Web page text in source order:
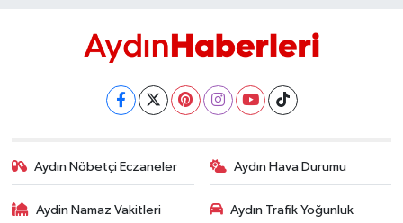
Aydın Nöbetçi Eczaneler Aydın Hava Durumu
Aydin Namaz Vakitleri Aydın Trafik Yoğunluk